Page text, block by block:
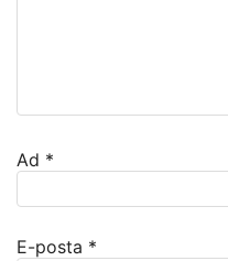
Ad *
E-posta *